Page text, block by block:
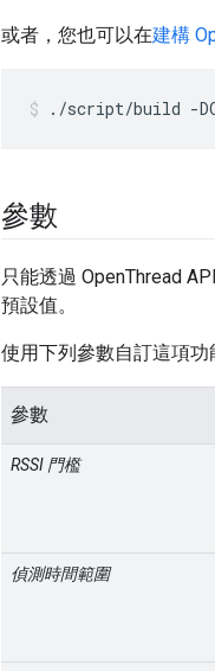
或者，您也可以在建構
./script/build -
參數
只能透過 OpenThread
預設值。
使用下列參數自訂這項功
參數
RSSI 門檻
偵測時間範圍